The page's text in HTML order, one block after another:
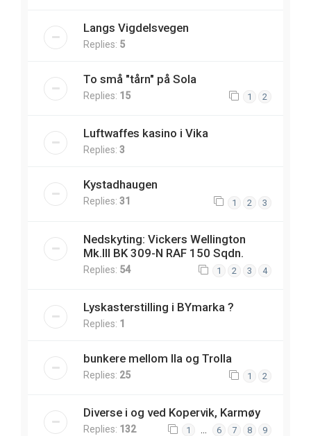
Langs Vigdelsvegen
Replies: 5
To små "tårn" på Sola
Replies: 15 1 2
Luftwaffes kasino i Vika
Replies: 3
Kystadhaugen
Replies: 31 1 2 3
Nedskyting: Vickers Wellington
Mk.III BK 309-N RAF 150 Sqdn.
Replies: 54 1 2 3 4
Lyskasterstilling i BYmarka ?
Replies: 1
bunkere mellom Ila og Trolla
Replies: 25 1 2
Diverse i og ved Kopervik, Karmøy
Replies: 132 1 … 6 7 8 9